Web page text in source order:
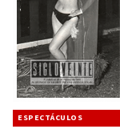
ESPECTÁCULOS